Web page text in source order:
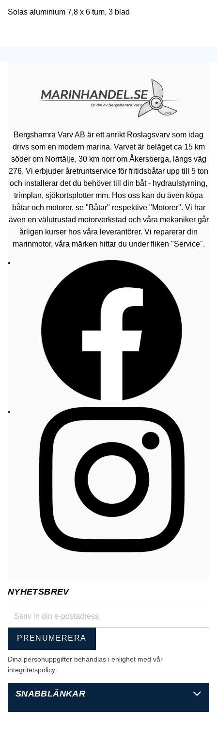
Solas aluminium 7,8 x 6 tum, 3 blad
Bergshamra Varv AB är ett anrikt Roslagsvarv som idag
drivs som en modern marina. Varvet är beläget ca 15 km
söder om Norrtälje, 30 km norr om Åkersberga, längs väg
276. Vi erbjuder åretruntservice för fritidsbåtar upp till 5 ton
och installerar det du behöver till din båt - hydraulstyrning,
trimplan, sjökortsplotter mm. Hos oss kan du även köpa
båtar och motorer, se "Båtar" respektive "Motorer". Vi har
även en välutrustad motorverkstad och våra mekaniker går
årligen kurser hos våra leverantörer. Vi reparerar din
marinmotor, våra märken hittar du under fliken "Service".
NYHETSBREV
PRENUMERERA
Dina personuppgifter behandlas i enlighet med vår
integritetspolicy.
SNABBLÄNKAR